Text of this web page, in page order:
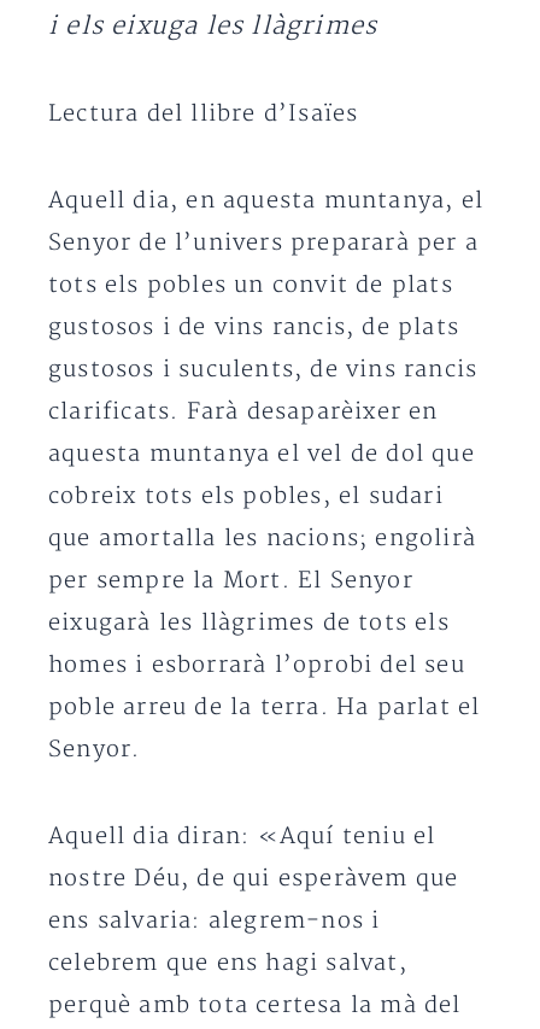
i els eixuga les llàgrimes
Lectura del llibre d’Isaïes
Aquell dia, en aquesta muntanya, el
Senyor de l’univers prepararà per a
tots els pobles un convit de plats
gustosos i de vins rancis, de plats
gustosos i suculents, de vins rancis
clarificats. Farà desaparèixer en
aquesta muntanya el vel de dol que
cobreix tots els pobles, el sudari
que amortalla les nacions; engolirà
per sempre la Mort. El Senyor
eixugarà les llàgrimes de tots els
homes i esborrarà l’oprobi del seu
poble arreu de la terra. Ha parlat el
Senyor.
Aquell dia diran: «Aquí teniu el
nostre Déu, de qui esperàvem que
ens salvaria: alegrem-nos i
celebrem que ens hagi salvat,
perquè amb tota certesa la mà del